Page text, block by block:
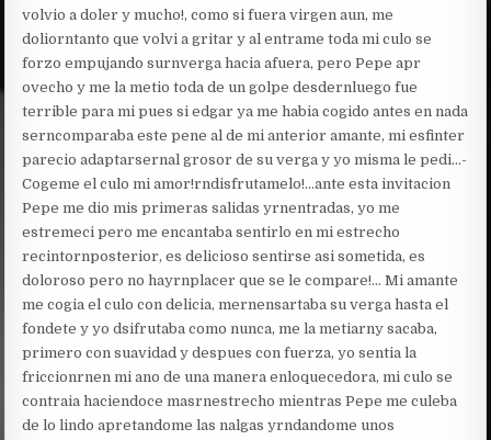
volvio a doler y mucho!, como si fuera virgen aun, me
doliorntanto que volvi a gritar y al entrame toda mi culo se
forzo empujando surnverga hacia afuera, pero Pepe apr
ovecho y me la metio toda de un golpe desdernluego fue
terrible para mi pues si edgar ya me habia cogido antes en nada
serncomparaba este pene al de mi anterior amante, mi esfinter
parecio adaptarsernal grosor de su verga y yo misma le pedi…-
Cogeme el culo mi amor!rndisfrutamelo!…ante esta invitacion
Pepe me dio mis primeras salidas yrnentradas, yo me
estremeci pero me encantaba sentirlo en mi estrecho
recintornposterior, es delicioso sentirse asi sometida, es
doloroso pero no hayrnplacer que se le compare!… Mi amante
me cogia el culo con delicia, mernensartaba su verga hasta el
fondete y yo dsifrutaba como nunca, me la metiarny sacaba,
primero con suavidad y despues con fuerza, yo sentia la
friccionrnen mi ano de una manera enloquecedora, mi culo se
contraia haciendoce masrnestrecho mientras Pepe me culeba
de lo lindo apretandome las nalgas yrndandome unos